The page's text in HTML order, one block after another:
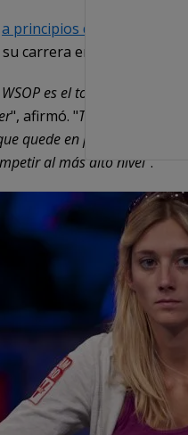
a principios de este año
carrera en el poker.
es el torneo más
", afirmó. "Tiene más
quede en pie puede
al más alto nivel ".